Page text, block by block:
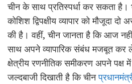
चीन के साथ प्रतिस्पर्धा कर सकता है।
कोशिश द्विपक्षीय व्यापार को मौजूदा
की है। वहीं, चीन जानता है कि आज
साथ अपने व्यापारिक संबंध मजबूत कर
क्षेत्रीय रणनीतिक समीकरण अपने पक्ष
जल्दबाजी दिखाती है कि चीन